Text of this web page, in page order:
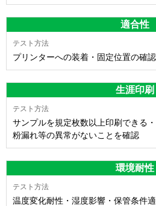
適合性
プリンターへの装着・固定位置の確
生涯印刷
サンプルを規定枚数以上印刷できる
粉漏れ等の異常がないことを確認
環境耐性
温度変化耐性・湿度影響・保管条件